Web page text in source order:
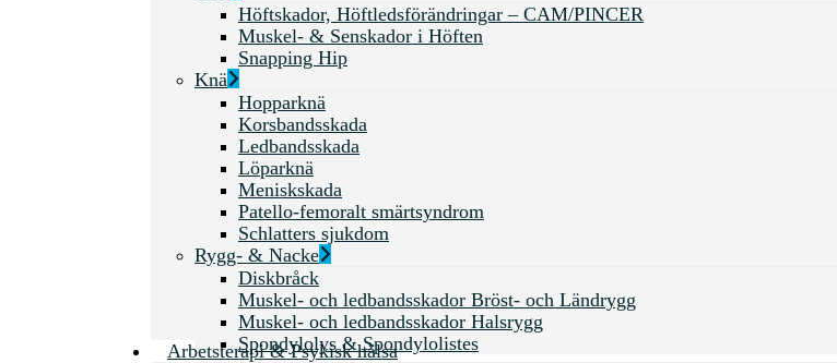
Höftskador, Höftledsförändringar – CAM/PINCER
Muskel- & Senskador i Höften
Snapping Hip
Knä
Hopparknä
Korsbandsskada
Ledbandsskada
Löparknä
Meniskskada
Patello-femoralt smärtsyndrom
Schlatters sjukdom
Rygg- & Nacke
Diskbråck
Muskel- och ledbandsskador Bröst- och Ländrygg
Muskel- och ledbandsskador Halsrygg
Spondylolys & Spondylolistes
Arbetsterapi & Psykisk hälsa